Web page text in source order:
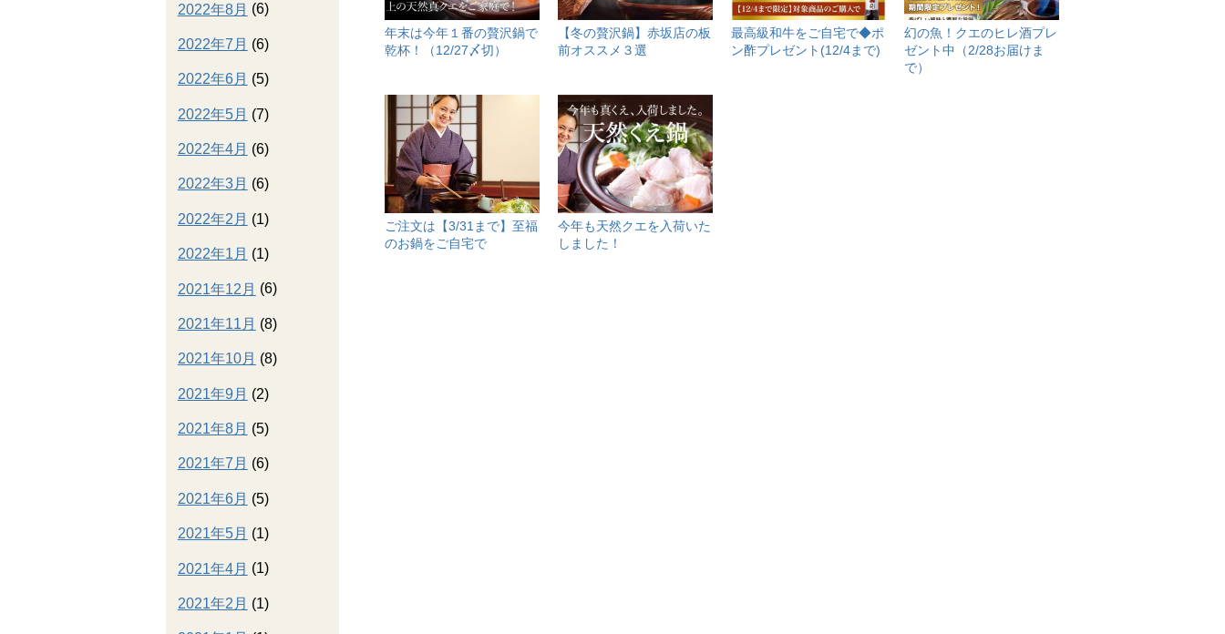
年末は今年１番の贅沢鍋で
乾杯！（12/27〆切）
【冬の贅沢鍋】赤坂店の板
前オススメ３選
最高級和牛をご自宅で◆ポ
ン酢プレゼント(12/4まで)
幻の魚！クエのヒレ酒プレ
ゼント中（2/28お届けま
で）
ご注文は【3/31まで】至福
のお鍋をご自宅で
今年も天然クエを入荷いた
しました！
2022年8月 (6)
2022年7月 (6)
2022年6月 (5)
2022年5月 (7)
2022年4月 (6)
2022年3月 (6)
2022年2月 (1)
2022年1月 (1)
2021年12月 (6)
2021年11月 (8)
2021年10月 (8)
2021年9月 (2)
2021年8月 (5)
2021年7月 (6)
2021年6月 (5)
2021年5月 (1)
2021年4月 (1)
2021年2月 (1)